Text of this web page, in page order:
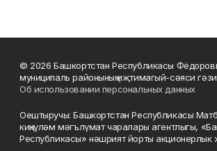
© 2026 Башкортстан Республикасы
муниципаль районының иҗтимагый-сәяси
Об использовании персональных данных
Оештыручы: Башкортстан Республикасы
киңкүләм мәгълүмат чаралары агентлыгы,
Республикасы» нәшрият йорты акционерлык